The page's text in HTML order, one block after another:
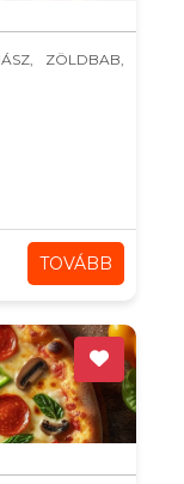
ZÖLDBAB,
TOVÁBB